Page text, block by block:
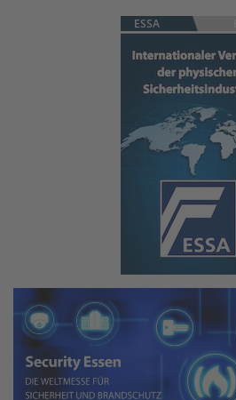
ESSA